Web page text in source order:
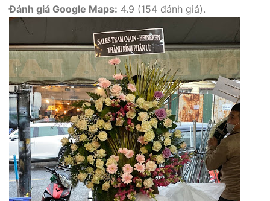
Đánh giá Google Maps: 4.9 (154 đánh giá).